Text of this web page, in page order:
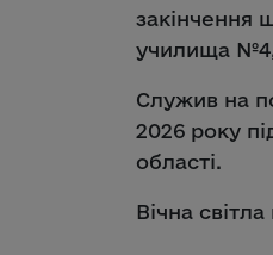
закінчення
училища №4,
Служив на
2026 року
області.
Вічна